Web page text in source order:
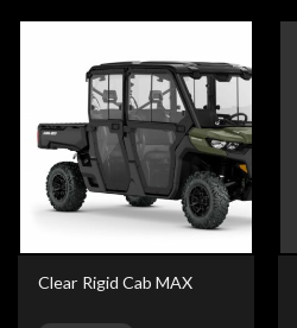
Clear Rigid Cab MAX